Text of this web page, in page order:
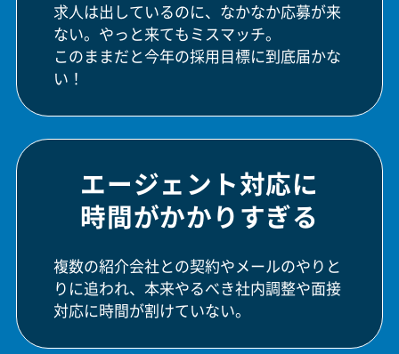
求人は出しているのに、なかなか応募が来
ない。やっと来てもミスマッチ。
このままだと今年の採用目標に到底届かな
い！
エージェント対応に
時間がかかりすぎる
複数の紹介会社との契約やメールのやりと
りに追われ、本来やるべき社内調整や面接
対応に時間が割けていない。